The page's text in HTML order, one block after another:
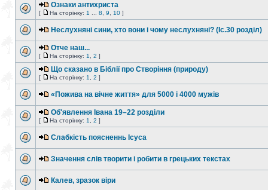
Ознаки антихриста
[ На сторінку: 1 8 9 10 ]
Неслухняні сини, хто вони і чому неслухняні? (Іс.30 розділ)
Отче наш...
[ На сторінку: 1 2 ]
Що сказано в Біблії про Створіння (природу)
[ На сторінку: 1 2 ]
«Пожива на вічне життя» для 5000 і 4000 мужів
Об'явлення Івана 19–22 розділи
[ На сторінку: 1 2 ]
Слабкість поясненнь Ісуса
Значення слів творити і робити в грецьких текстах
Калев, зразок віри